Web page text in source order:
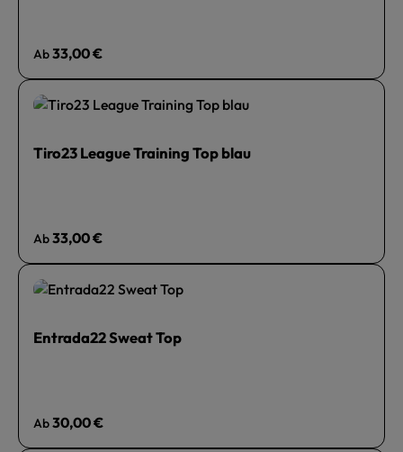
Regulärer Preis:
Ab33,00 €
Tiro23 League Training Top blau
Regulärer Preis:
Ab33,00 €
Entrada22 Sweat Top
Regulärer Preis:
Ab30,00 €